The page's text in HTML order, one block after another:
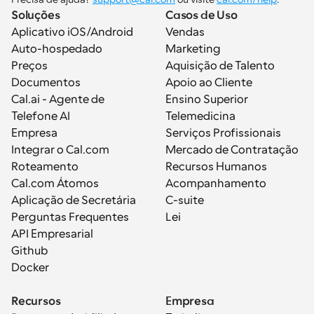
Soluções
Aplicativo iOS/Android
Auto-hospedado
Preços
Documentos
Cal.ai - Agente de
Telefone AI
Empresa
Integrar o Cal.com
Roteamento
Cal.com Átomos
Aplicação de Secretária
Perguntas Frequentes
API Empresarial
Github
Docker
Casos de Uso
Vendas
Marketing
Aquisição de Talento
Apoio ao Cliente
Ensino Superior
Telemedicina
Serviços Profissionais
Mercado de Contratação
Recursos Humanos
Acompanhamento
C-suite
Lei
Recursos
Empresa